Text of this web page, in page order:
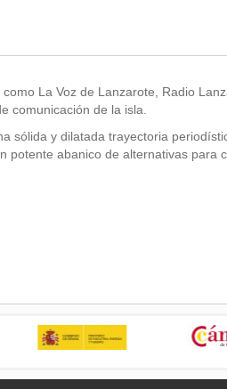
La Voz de Lanzarote, Radio
comunicación de la isla.
sólida y dilatada trayectoria
potente abanico de alternativas para